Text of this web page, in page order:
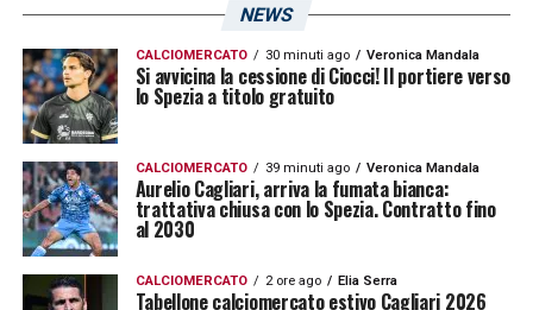
NEWS
CALCIOMERCATO 30 minuti ago Veronica Mandala
Si avvicina la cessione di Ciocci! Il portiere verso
lo Spezia a titolo gratuito
CALCIOMERCATO 39 minuti ago Veronica Mandala
Aurelio Cagliari, arriva la fumata bianca:
trattativa chiusa con lo Spezia. Contratto fino
al 2030
CALCIOMERCATO 2 ore ago Elia Serra
Tabellone calciomercato estivo Cagliari 2026